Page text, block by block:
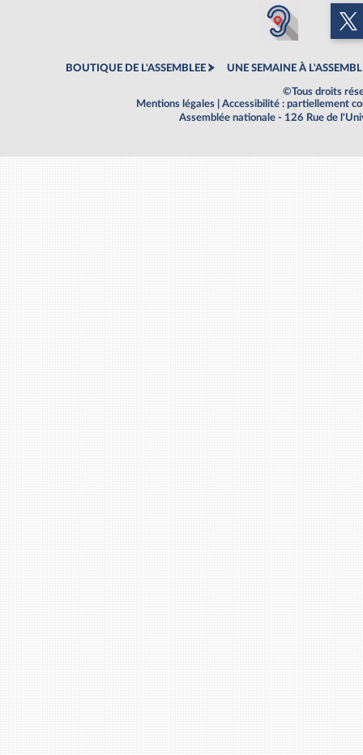
BOUTIQUE DE L'ASSEMBLEE UNE SEMAINE À
©Tous droits
Mentions légales
Accessibilité : partiellement
Assemblée nationale - 126 Rue de